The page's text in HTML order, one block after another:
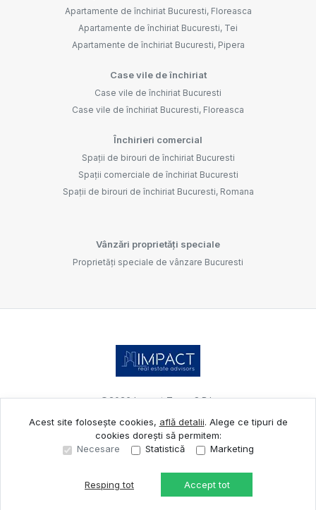
Sună acum Solicită vizionare
Apartamente de închiriat Bucuresti, Floreasca
Apartamente de închiriat Bucuresti, Tei
Apartamente de închiriat Bucuresti, Pipera
Case vile de închiriat
Case vile de închiriat Bucuresti
Case vile de închiriat Bucuresti, Floreasca
Închirieri comercial
Spații de birouri de închiriat Bucuresti
Spații comerciale de închiriat Bucuresti
Spații de birouri de închiriat Bucuresti, Romana
Vânzări proprietăți speciale
Proprietăți speciale de vânzare Bucuresti
©2026Impact Team S.R.L.
Site creat în
Acest site folosește cookies, află detalii. Alege ce tipuri de
cookies dorești să permitem:
Necesare
Statistică Marketing
Resping tot Accept tot